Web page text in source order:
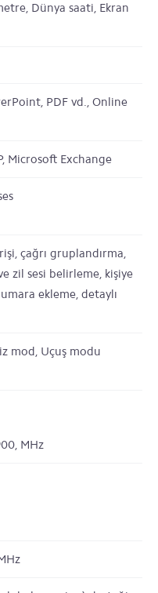
Dünya saati, Ekran
PDF vd., Online
Microsoft Exchange
çağrı gruplandırma,
zil sesi belirleme, kişiye
ekleme, detaylı
mod, Uçuş modu
MHz